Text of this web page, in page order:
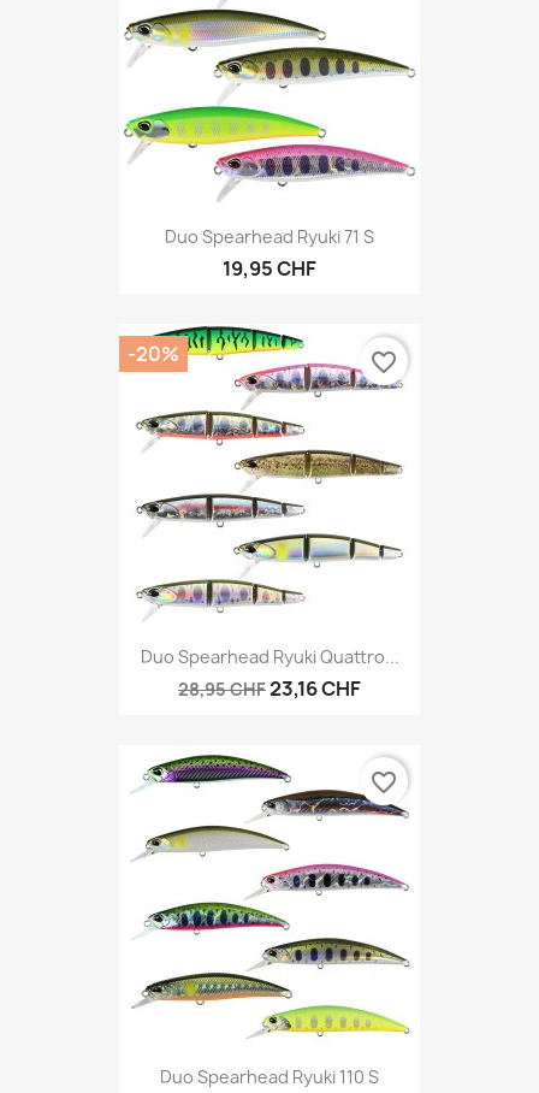
Duo Spearhead Ryuki 71 S
19,95 CHF
Duo Spearhead Ryuki Quattro...
28,95 CHF23,16 CHF
-20% favorite_border
Duo Spearhead Ryuki 110 S
favorite_border